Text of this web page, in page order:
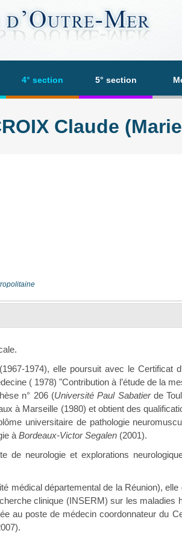
4° section 5° section
Claude
1974), elle poursuit avec le Certificat
( 1978) "Contribution à l’étude de la
n° 206 (Université Paul Sabatierde
à Marseille (1980) et obtient des
universitaire de pathologie
à Bordeaux-Victor Segalen (2001).
de neurologie et explorations
médical départemental de la Réunion),
clinique (INSERM) sur les maladies
au poste de médecin coordonnateur du